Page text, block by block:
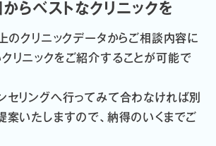
らベストなクリニックを
クリニックデータからご相談内容に
リニックをご紹介することが可能で
セリングへ行ってみて合わなければ別
案いたしますので、納得のいくまでご